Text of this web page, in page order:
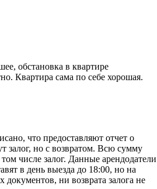
обстановка в квартире
Квартира сама по себе хорошая.
что предоставляют отчет о
залог, но с возвратом. Всю сумму
числе залог. Данные арендодатели
в день выезда до 18:00, но на
документов, ни возврата залога не